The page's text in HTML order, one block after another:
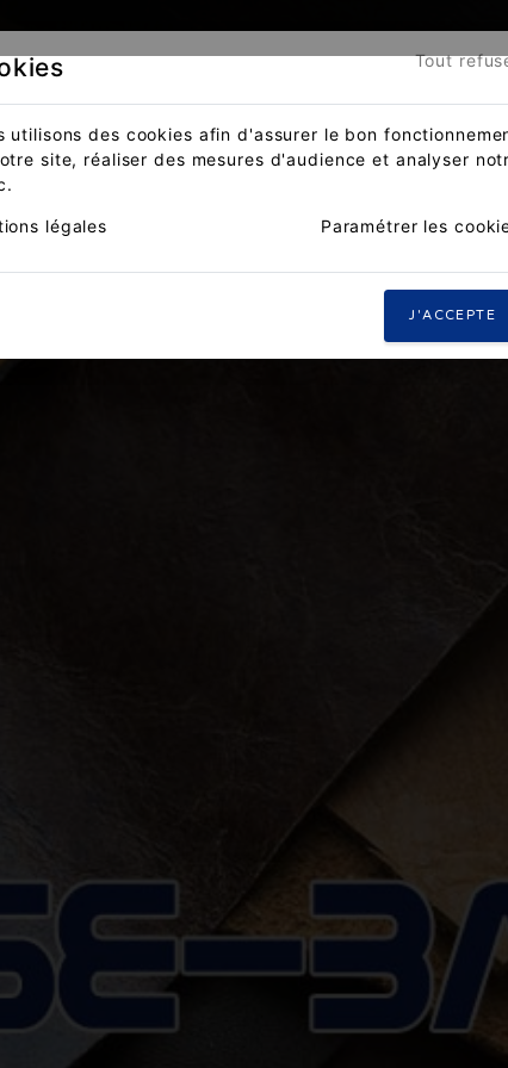
Tout
utilisons des cookies afin d'assurer le bon
site, réaliser des mesures d'audience et analyser
légales Paramétrer les
J'ACCEPTE